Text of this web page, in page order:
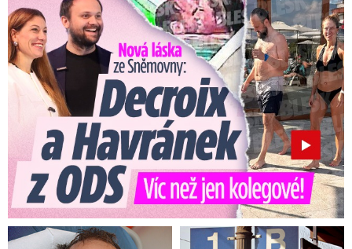
Nová láska ve Sněmovně: Decroix s mladým kolegou z ODS